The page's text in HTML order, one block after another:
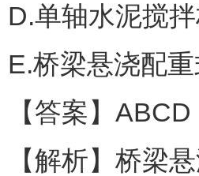
D.单轴水泥搅
E.桥梁悬浇配
【答案】ABCD
【解析】桥梁